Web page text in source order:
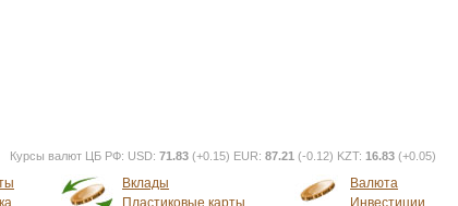
Курсы валют ЦБ РФ: USD: 71.83 (+0.15) EUR: 87.21 (-0.12) KZT: 16.83 (+0.05)
Вклады
Пластиковые карты
Валюта
Инвестиции